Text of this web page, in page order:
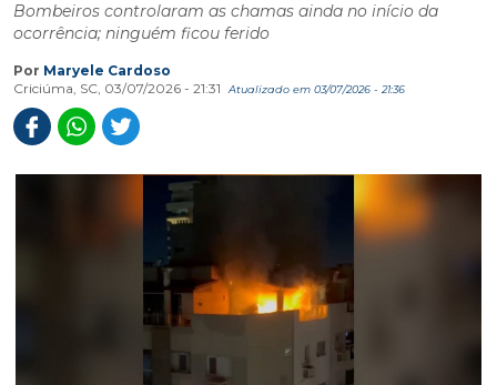
Bombeiros controlaram as chamas ainda no início da
ocorrência; ninguém ficou ferido
Por Maryele Cardoso
Criciúma, SC, 03/07/2026 - 21:31
Atualizado em 03/07/2026 - 21:36